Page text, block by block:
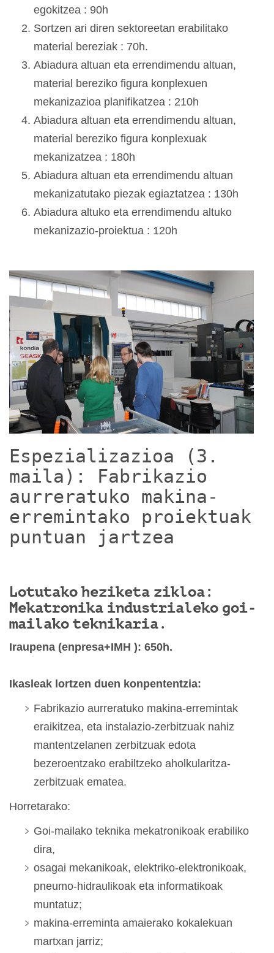
egokitzea : 90h
Sortzen ari diren sektoreetan erabilitako
material bereziak : 70h.
Abiadura altuan eta errendimendu altuan,
material bereziko figura konplexuen
mekanizazioa planifikatzea : 210h
Abiadura altuan eta errendimendu altuan,
material bereziko figura konplexuak
mekanizatzea : 180h
Abiadura altuan eta errendimendu altuan
mekanizatutako piezak egiaztatzea : 130h
Abiadura altuko eta errendimendu altuko
mekanizazio-proiektua : 120h
Espezializazioa (3.
maila): Fabrikazio
aurreratuko makina-
erremintako proiektuak
puntuan jartzea
Lotutako heziketa zikloa:
Mekatronika industrialeko goi-
mailako teknikaria.
Iraupena (enpresa+IMH ): 650h.
Ikasleak lortzen duen konpententzia:
Fabrikazio aurreratuko makina-erremintak
eraikitzea, eta instalazio-zerbitzuak nahiz
mantentzelanen zerbitzuak edota
bezeroentzako erabiltzeko aholkularitza-
zerbitzuak ematea.
Horretarako:
Goi-mailako teknika mekatronikoak erabiliko
dira,
osagai mekanikoak, elektriko-elektronikoak,
pneumo-hidraulikoak eta informatikoak
muntatuz;
makina-erreminta amaierako kokalekuan
martxan jarriz;